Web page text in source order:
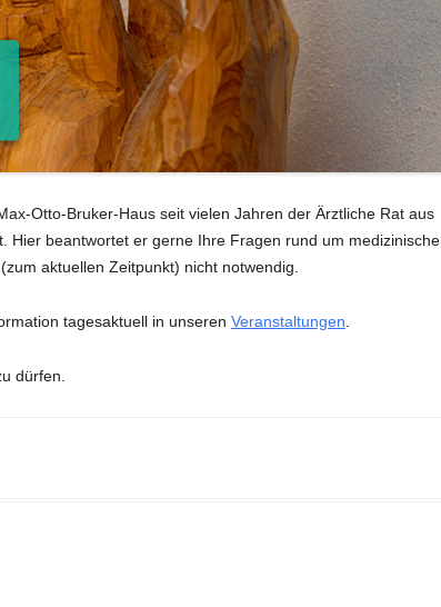
Otto-Bruker-Haus seit vielen Jahren der Ärztliche Rat aus
Hier beantwortet er gerne Ihre Fragen rund um medizinische
aktuellen Zeitpunkt) nicht notwendig.
tagesaktuell in unseren Veranstaltungen
dürfen.